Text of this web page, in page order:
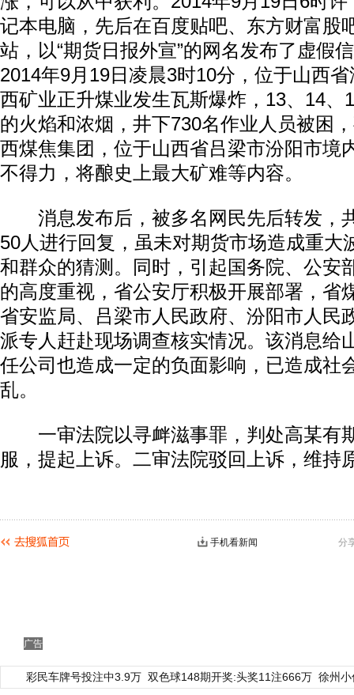
记本电脑，先后在百度贴吧、东方财富股
站，以“期货日报外宣”的网名发布了虚假
2014年9月19日凌晨3时10分，位于山西
西矿业正升煤业发生瓦斯爆炸，13、14、
的火焰和浓烟，井下730名作业人员被困
西煤焦集团，位于山西省吕梁市汾阳市境
不得力，将酿史上最大矿难等内容。
消息发布后，被多名网民先后转发，
50人进行回复，虽未对期货市场造成重大
和群众的猜测。同时，引起国务院、公安
的高度重视，省公安厅积极开展部署，省
省安监局、吕梁市人民政府、汾阳市人民
派专人赶赴现场调查核实情况。该消息给
任公司也造成一定的负面影响，已造成社
乱。
一审法院以寻衅滋事罪，判处高某有
服，提起上诉。二审法院驳回上诉，维持
分
手机看新闻
广告
彩民车牌号投注中3.9万 双色球148期开奖:头奖11注666万 徐州